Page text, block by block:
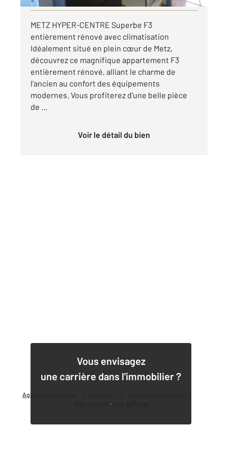
Agence immobilière
METZ HYPER-CENTRE Superbe F3
entièrement rénové avec climatisation
Idéalement situé en plein cœur de Metz,
découvrez ce magnifique appartement F3
entièrement rénové, alliant le charme de
l'ancien au confort des équipements
modernes. Vous profiterez d'une belle pièce
de ...
Voir le détail du bien
Vous envisagez
une carrière dans l'immobilier ?
Découvrir nos offres
1